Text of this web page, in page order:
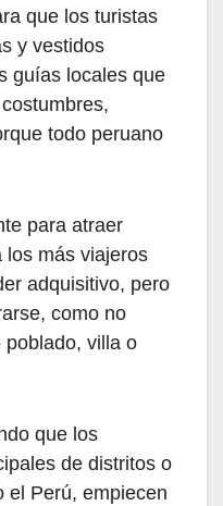
que los turistas
y vestidos
guías locales que
todo peruano
para atraer
los más viajeros
adquisitivo, pero
como no
poblado, villa o
que los
de distritos o
el Perú, empiecen